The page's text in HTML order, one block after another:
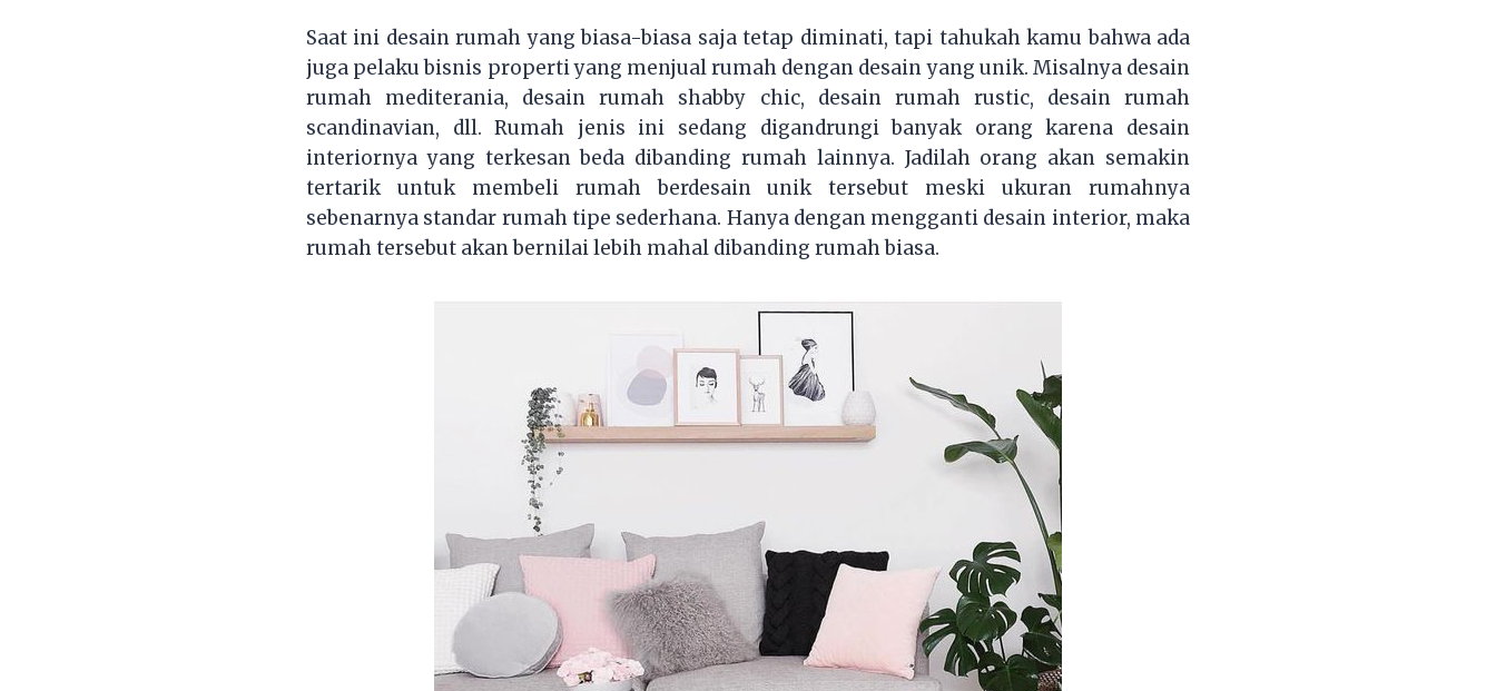
Saat ini desain rumah yang biasa-biasa saja tetap diminati, tapi tahukah kamu bahwa ada
juga pelaku bisnis properti yang menjual rumah dengan desain yang unik. Misalnya desain
rumah mediterania, desain rumah shabby chic, desain rumah rustic, desain rumah
scandinavian, dll. Rumah jenis ini sedang digandrungi banyak orang karena desain
interiornya yang terkesan beda dibanding rumah lainnya. Jadilah orang akan semakin
tertarik untuk membeli rumah berdesain unik tersebut meski ukuran rumahnya
sebenarnya standar rumah tipe sederhana. Hanya dengan mengganti desain interior, maka
rumah tersebut akan bernilai lebih mahal dibanding rumah biasa.